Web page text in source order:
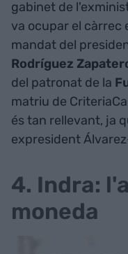
gabinet de
va ocupar el càrrec
mandat del
Rodríguez
del patronat de la
matriu de
és tan rellevant, ja
expresident
4. Indra:
moneda